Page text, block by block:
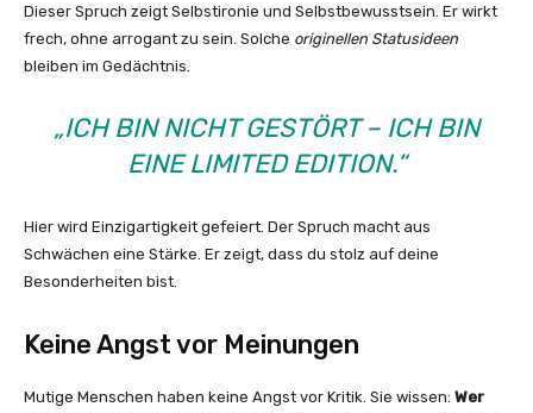
Dieser Spruch zeigt Selbstironie und Selbstbewusstsein. Er wirkt
frech, ohne arrogant zu sein. Solche originellen Statusideen
bleiben im Gedächtnis.
„ICH BIN NICHT GESTÖRT – ICH BIN
EINE LIMITED EDITION.“
Hier wird Einzigartigkeit gefeiert. Der Spruch macht aus
Schwächen eine Stärke. Er zeigt, dass du stolz auf deine
Besonderheiten bist.
Keine Angst vor Meinungen
Mutige Menschen haben keine Angst vor Kritik. Sie wissen: Wer